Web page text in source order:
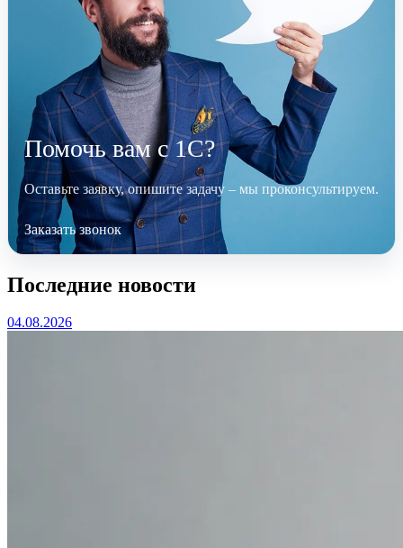
Помочь вам с 1С?
Оставьте заявку, опишите задачу – мы проконсультируем.
Заказать звонок
Последние новости
04.08.2026